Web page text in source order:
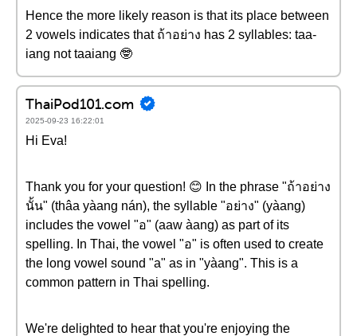
Hence the more likely reason is that its place between
2 vowels indicates that ถ้าอย่าง has 2 syllables: taa-
iang not taaiang 🤓
ThaiPod101.com
2025-09-23 16:22:01
Hi Eva!
Thank you for your question! 😊 In the phrase "ถ้าอย่าง
นั้น" (thâa yàang nán), the syllable "อย่าง" (yàang)
includes the vowel "อ" (aaw àang) as part of its
spelling. In Thai, the vowel "อ" is often used to create
the long vowel sound "a" as in "yàang". This is a
common pattern in Thai spelling.
We're delighted to hear that you're enjoying the